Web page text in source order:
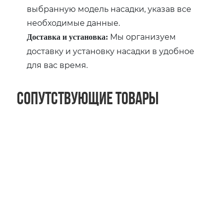
выбранную модель насадки, указав все
необходимые данные.
Доставка и установка: Мы организуем
доставку и установку насадки в удобное
для вас время.
Сопутствующие товары